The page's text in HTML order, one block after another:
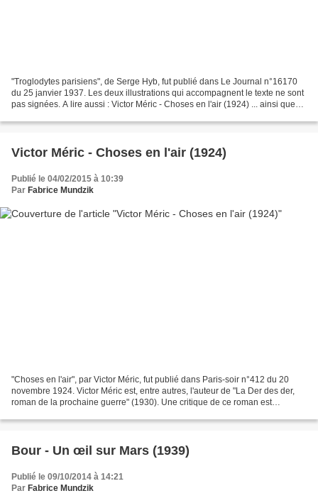
"Troglodytes parisiens", de Serge Hyb, fut publié dans Le Journal n°16170
du 25 janvier 1937. Les deux illustrations qui accompagnent le texte ne sont
pas signées. A lire aussi : Victor Méric - Choses en l'air (1924) ... ainsi que
Victor Méric - Choses en l'air (1924)
Publié le 04/02/2015 à 10:39
Par Fabrice Mundzik
"Choses en l'air", par Victor Méric, fut publié dans Paris-soir n°412 du 20
novembre 1924. Victor Méric est, entre autres, l'auteur de "La Der des der,
roman de la prochaine guerre" (1930). Une critique de ce roman est
Bour - Un œil sur Mars (1939)
Publié le 09/10/2014 à 14:21
Par Fabrice Mundzik